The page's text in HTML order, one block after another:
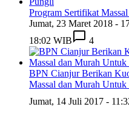
Program Sertifikat
Jumat, 23 Maret 2018 -
18:02 WIB
4
BPN Cianjur Berikan
Massal dan Murah Untuk
Jumat, 14 Juli 2017 -